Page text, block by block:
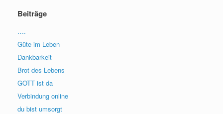
Beiträge
….
Güte im Leben
Dankbarkeit
Brot des Lebens
GOTT ist da
Verbindung online
du bist umsorgt